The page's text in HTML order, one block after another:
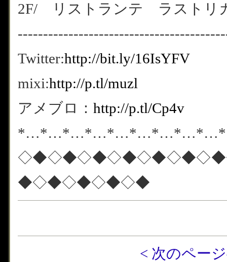
2F/ リストランテ ラスト
Twitter:http://bit.ly/16IsYFV
mixi:http://p.tl/muzl
アメブロ： http://p.tl/Cp4v
◆◇◆◇◆◇◆◇◆
< 次のペー